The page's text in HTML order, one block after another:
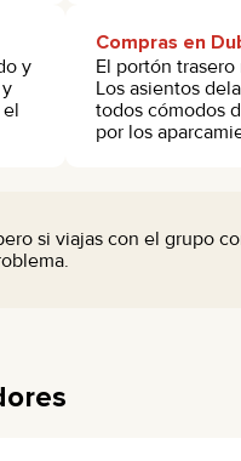
y
Compras en
El portón
Los asientos
todos cómodos
por los
si viajas con el grupo